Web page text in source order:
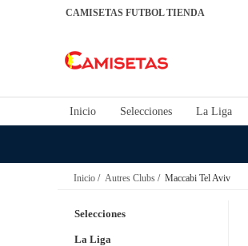
CAMISETAS FUTBOL TIENDA
Inicio Selecciones La Liga
Inicio / Autres Clubs / Maccabi Tel Aviv
Selecciones
La Liga